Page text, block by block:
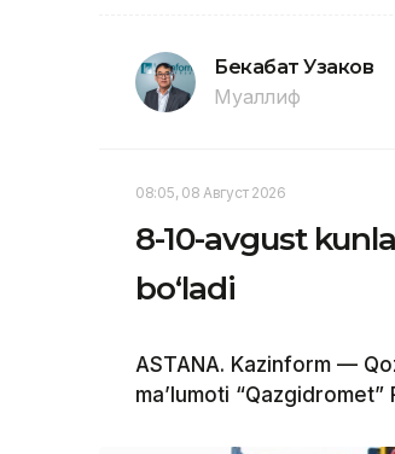
Бекабат Узаков
Муаллиф
08:05, 08 Август 2026
8-10-avgust
bo‘ladi
ASTANA. Kazinform —
ma’lumoti